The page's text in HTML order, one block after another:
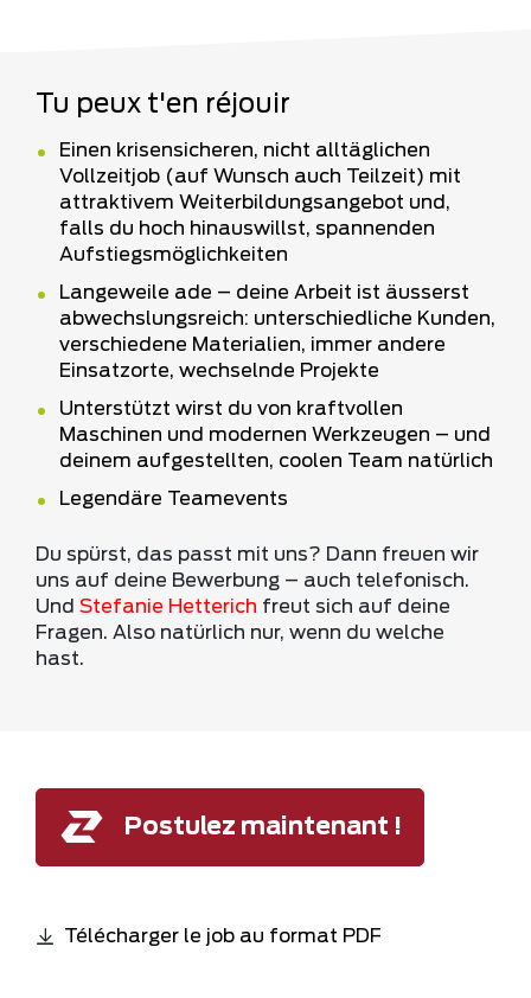
Tu peux t'en réjouir
Einen krisensicheren, nicht alltäglichen
Vollzeitjob (auf Wunsch auch Teilzeit) mit
attraktivem Weiterbildungsangebot und,
falls du hoch hinauswillst, spannenden
Aufstiegsmöglichkeiten
Langeweile ade – deine Arbeit ist äusserst
abwechslungsreich: unterschiedliche Kunden,
verschiedene Materialien, immer andere
Einsatzorte, wechselnde Projekte
Unterstützt wirst du von kraftvollen
Maschinen und modernen Werkzeugen – und
deinem aufgestellten, coolen Team natürlich
Legendäre Teamevents
Du spürst, das passt mit uns? Dann freuen wir
uns auf deine Bewerbung – auch telefonisch.
Und Stefanie Hetterich freut sich auf deine
Fragen. Also natürlich nur, wenn du welche
hast.
Postulez maintenant !
Télécharger le job au format PDF